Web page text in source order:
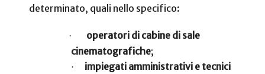
determinato, quali nello specifico:
·
operatori di cabine di sale
cinematografiche;
·
impiegati amministrativi e tecnici